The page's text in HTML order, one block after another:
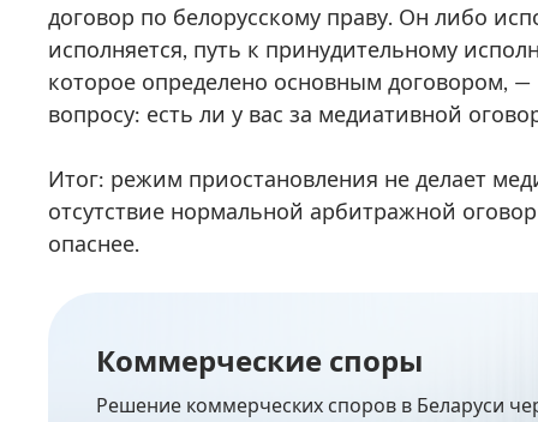
договор по белорусскому праву. Он либо
исполняется, путь к принудительному
которое определено основным договором, —
вопросу: есть ли у вас за медиативной
Итог: режим приостановления не делает
отсутствие нормальной арбитражной
опаснее.
Коммерческие споры
Решение коммерческих споров в Беларуси